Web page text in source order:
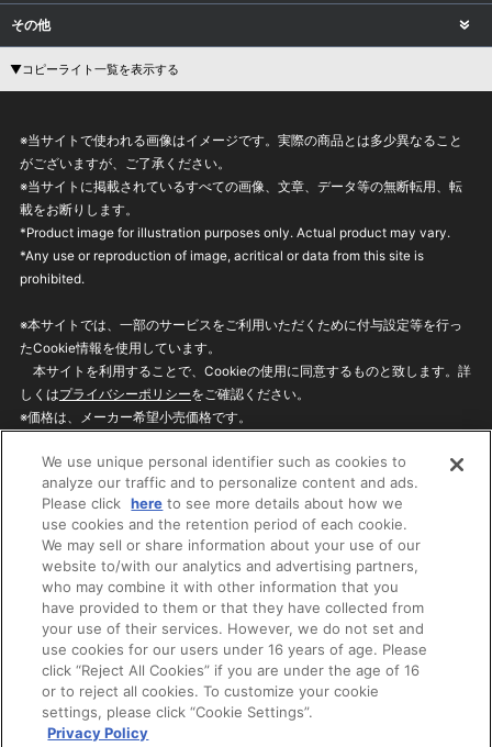
その他
▼コピーライト一覧を表示する
※当サイトで使われる画像はイメージです。実際の商品とは多少異なること
がございますが、ご了承ください。
※当サイトに掲載されているすべての画像、文章、データ等の無断転用、転
載をお断りします。
*Product image for illustration purposes only. Actual product may vary.
*Any use or reproduction of image, acritical or data from this site is
prohibited.
※本サイトでは、一部のサービスをご利用いただくために付与設定等を行っ
たCookie情報を使用しています。
本サイトを利用することで、Cookieの使用に同意するものと致します。詳
しくはプライバシーポリシーをご確認ください。
※価格は、メーカー希望小売価格です。
ざいますのでご了承ください。
privacypolicy
Do Not Sell or Share My
Personal Information
ウェブサイトご利用条件
ソーシャルメディアポリシー
個人情報保護方針
お問い合わせ
©BANDAI
We use unique personal identifier such as cookies to
analyze our traffic and to personalize content and ads.
Please click here to see more details about how we
use cookies and the retention period of each cookie.
We may sell or share information about your use of our
website to/with our analytics and advertising partners,
who may combine it with other information that you
have provided to them or that they have collected from
your use of their services. However, we do not set and
use cookies for our users under 16 years of age. Please
click “Reject All Cookies” if you are under the age of 16
or to reject all cookies. To customize your cookie
settings, please click “Cookie Settings”.
Privacy Policy